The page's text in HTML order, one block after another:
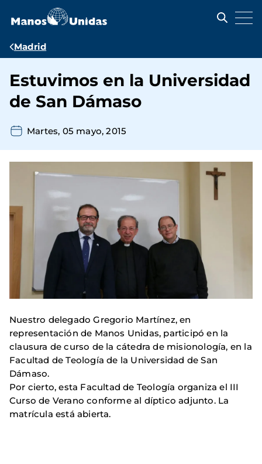
contenido
Ruta
navegación
Madrid
Estuvimos en la Universidad
de San Dámaso
Martes, 05 mayo, 2015
Nuestro delegado Gregorio Martínez, en
representación de Manos Unidas, participó en la
clausura de curso de la cátedra de misionología, en la
Facultad de Teología de la Universidad de San
Dámaso.
Por cierto, esta Facultad de Teología organiza el III
Curso de Verano conforme al díptico adjunto. La
matrícula está abierta.